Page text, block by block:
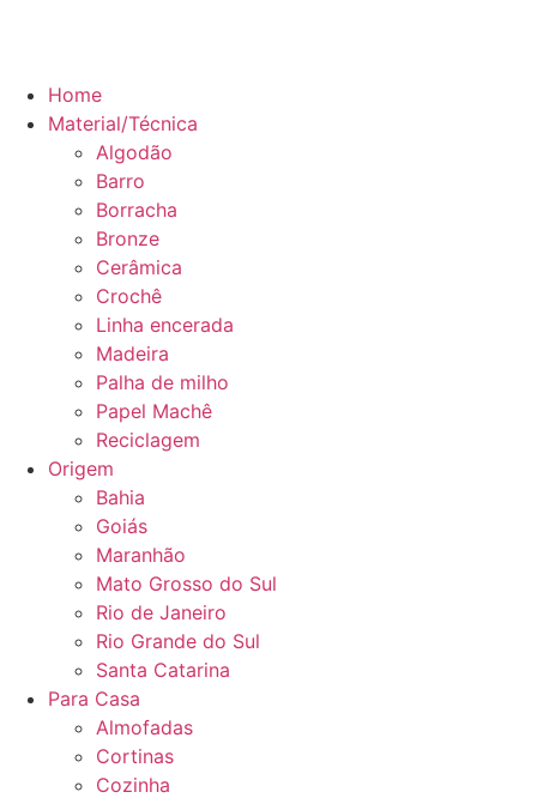
Home
Material/Técnica
Algodão
Barro
Borracha
Bronze
Cerâmica
Crochê
Linha encerada
Madeira
Palha de milho
Papel Machê
Reciclagem
Origem
Bahia
Goiás
Maranhão
Mato Grosso do Sul
Rio de Janeiro
Rio Grande do Sul
Santa Catarina
Para Casa
Almofadas
Cortinas
Cozinha